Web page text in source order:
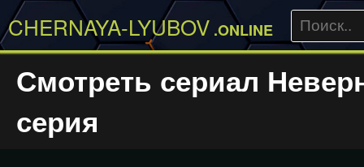
CHERNAYA-LYUBOV .ONLINE
Смотреть сериал
серия